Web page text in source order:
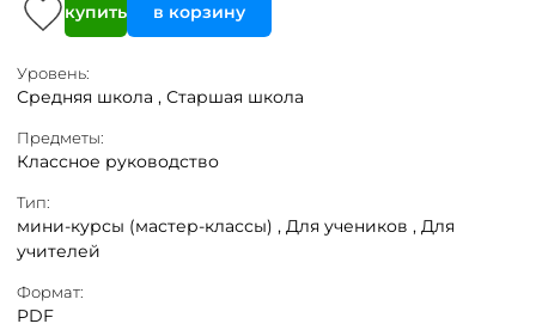
купить в корзину
Уровень:
Средняя школа , Старшая школа
Предметы:
Классное руководство
Тип:
мини-курсы (мастер-классы) , Для учеников , Для
учителей
Формат:
PDF